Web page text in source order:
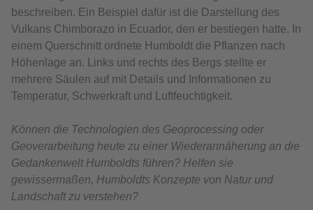
beschreiben. Ein Beispiel dafür ist die Darstellung des
Vulkans Chimborazo in Ecuador, den er bestiegen hatte. In
einem Querschnitt ordnete Humboldt die Pflanzen nach
Höhenlage an. Links und rechts des Bergs stellte er
mehrere Säulen auf mit Details und Informationen zu
Temperatur, Schwerkraft und Luftfeuchtigkeit.
Können die Technologien des Geoprocessing oder
Geoverarbeitung heute zu einer Wiederannäherung an die
Gedankenwelt Humboldts führen? Helfen sie
gewissermaßen, Humboldts Konzepte von Natur und
Landschaft zu verstehen?